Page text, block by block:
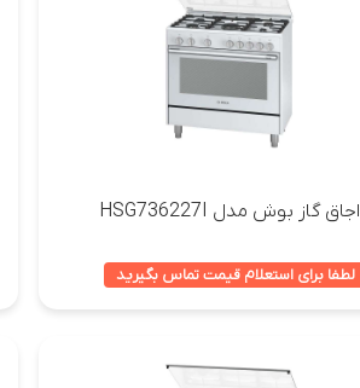
اجاق گاز بوش مدل HSG736227I
لطفا برای استعلام قیمت تماس بگیرید